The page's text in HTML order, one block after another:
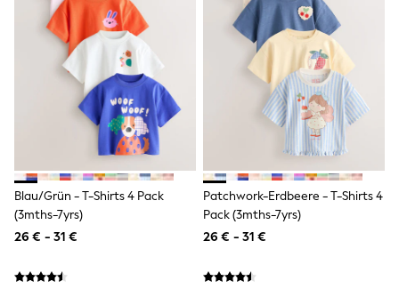
Crocs
Havaianas
Pour Moi
Rayban
Skechers
New In
New in from Next
New In
Trending: Top & Short Sets
Trending: Clogs
Toy Story
THE SET
50 - 92cm
Blau/Grün - T-Shirts 4 Pack
(3mths-7yrs)
26 € - 31 €
Patchwork-Erdbeere - T-Shirts 4
Pack (3mths-7yrs)
26 € - 31 €